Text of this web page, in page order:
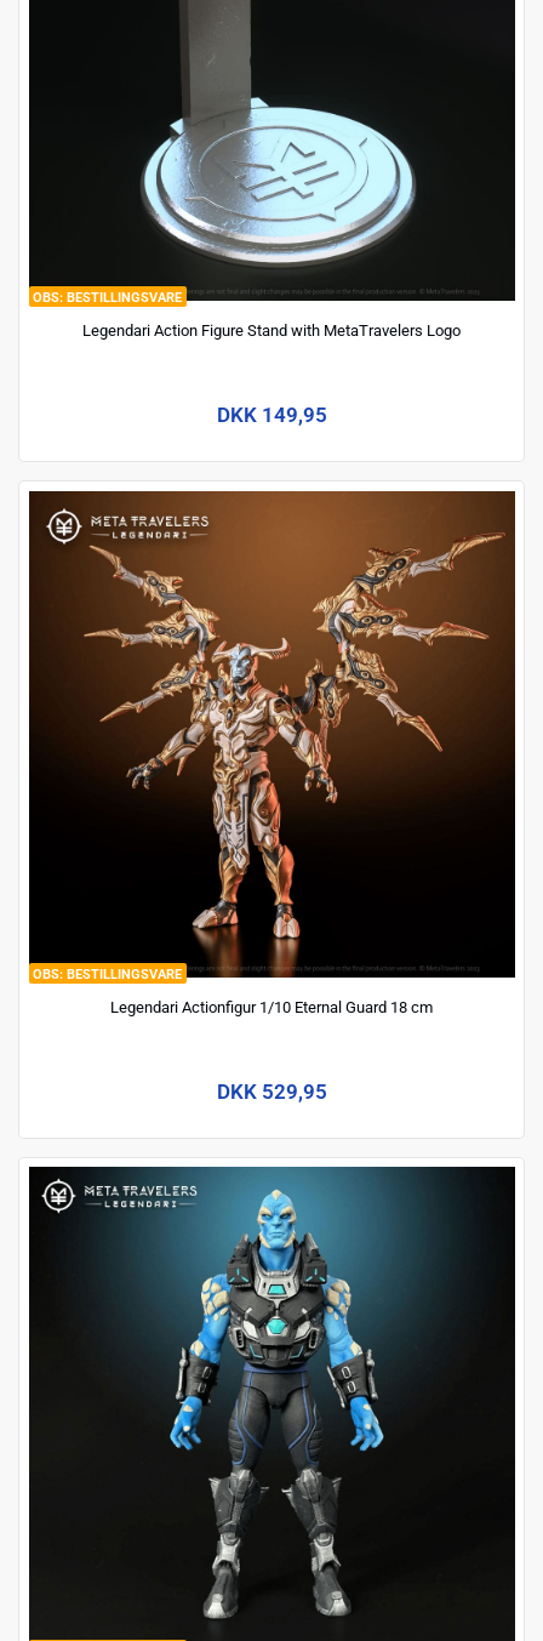
BESTILLINGSVARE
Legendari Action Figure Stand with MetaTravelers Logo
DKK 149,95
BESTILLINGSVARE
Legendari Actionfigur 1/10 Eternal Guard 18 cm
DKK 529,95